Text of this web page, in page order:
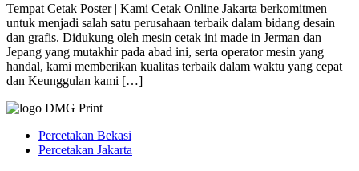
Tempat Cetak Poster | Kami Cetak Online Jakarta berkomitmen
untuk menjadi salah satu perusahaan terbaik dalam bidang desain
dan grafis. Didukung oleh mesin cetak ini made in Jerman dan
Jepang yang mutakhir pada abad ini, serta operator mesin yang
handal, kami memberikan kualitas terbaik dalam waktu yang cepat
dan Keunggulan kami […]
Percetakan Bekasi
Percetakan Jakarta